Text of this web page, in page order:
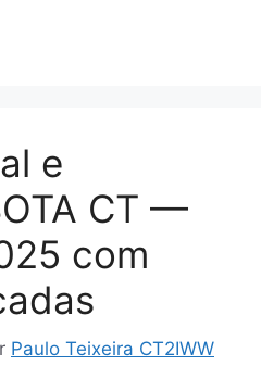
e
CT —
com
Paulo Teixeira CT2IWW